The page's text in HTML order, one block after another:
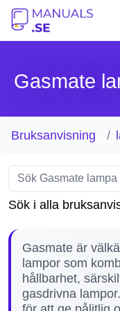
Gasmate
Bruksanvisning
Sök i alla
Gasmate är
lampor som
hållbarhet,
gasdrivna